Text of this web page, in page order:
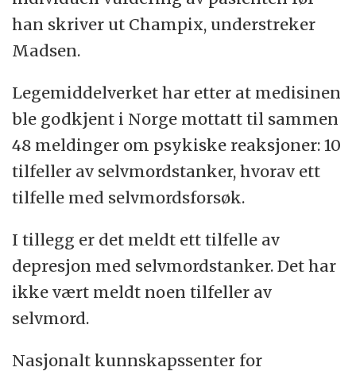
han skriver ut Champix, understreker
Madsen.
Legemiddelverket har etter at medisinen
ble godkjent i Norge mottatt til sammen
48 meldinger om psykiske reaksjoner: 10
tilfeller av selvmordstanker, hvorav ett
tilfelle med selvmordsforsøk.
I tillegg er det meldt ett tilfelle av
depresjon med selvmordstanker. Det har
ikke vært meldt noen tilfeller av
selvmord.
Nasjonalt kunnskapssenter for